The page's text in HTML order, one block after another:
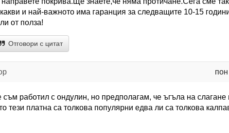
и най-важното има гаранция за следващите 10-15
от полза!
Отговори с цитат
съм работил с ондулин, но предполагам, че ъгъла на
тези платна са толкова популярни едва ли са толкова